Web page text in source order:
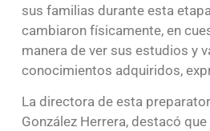
sus familias durante esta
cambiaron físicamente, en
manera de ver sus estudios y
conocimientos adquiridos,
La directora de esta
González Herrera, destacó